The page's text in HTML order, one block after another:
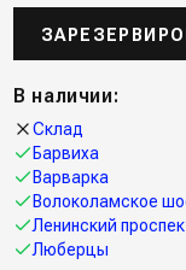
В наличии:
Склад
Барвиха
Варварка
Волоколамское
Ленинский
Люберцы